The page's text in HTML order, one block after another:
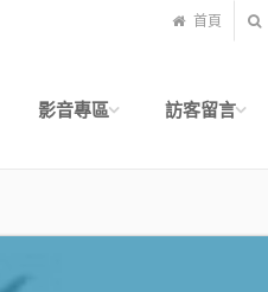
首頁
影音專區 訪客留言